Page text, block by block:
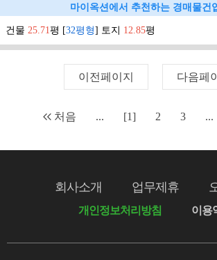
마이옥션에서 추천하는 경매물건
건물 25.71평 [32평형] 토지 12.85평
이전페이지 다음페
처음 ... [1] 2 3 ...
회사소개 업무제휴
개인정보처리방침 이용